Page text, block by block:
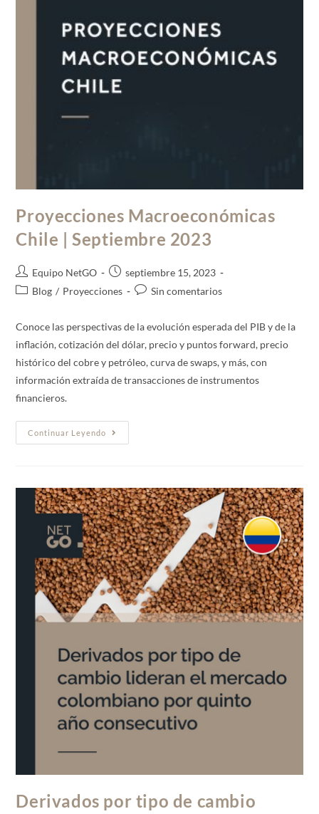
Proyecciones Macroeconómicas
Chile | Septiembre 2023
Equipo NetGO
septiembre 15, 2023
Blog / Proyecciones Sin comentarios
Conoce las perspectivas de la evolución esperada del PIB y de la
inflación, cotización del dólar, precio y puntos forward, precio
histórico del cobre y petróleo, curva de swaps, y más, con
información extraída de transacciones de instrumentos
financieros.
Continuar Leyendo
Derivados por tipo de cambio